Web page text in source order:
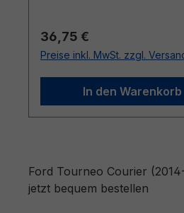
Regulärer Preis:
36,75 €
Preise inkl. MwSt. zzgl.
In den Warenkorb
Ford Tourneo Courier
jetzt bequem bestellen